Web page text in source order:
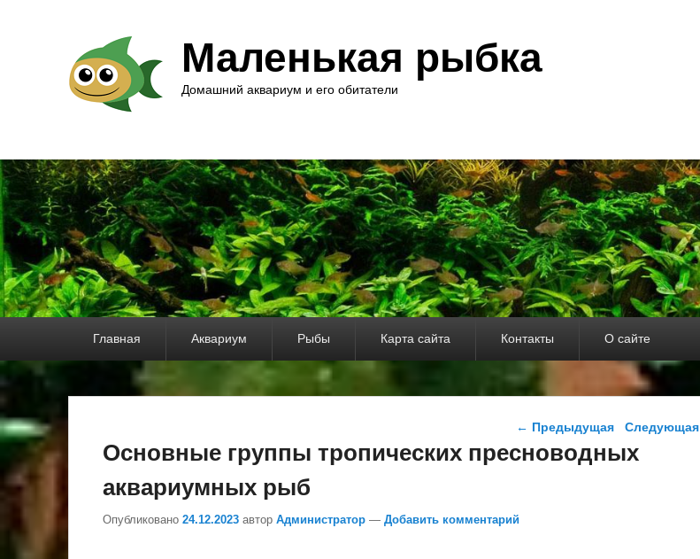
Маленькая рыбка
Домашний аквариум и его обитатели
Главная Аквариум Рыбы Карта сайта Контакты О сайте
Навигация по записям
← Предыдущая Следующая
Основные группы тропических пресноводных
аквариумных рыб
Опубликовано 24.12.2023 автор Администратор — Добавить комментарий